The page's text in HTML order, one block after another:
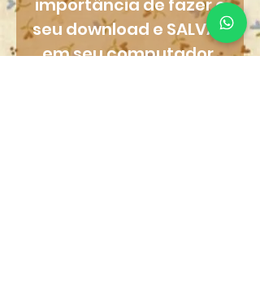
importância de fazer o
seu download e SALVAR
em seu computador,